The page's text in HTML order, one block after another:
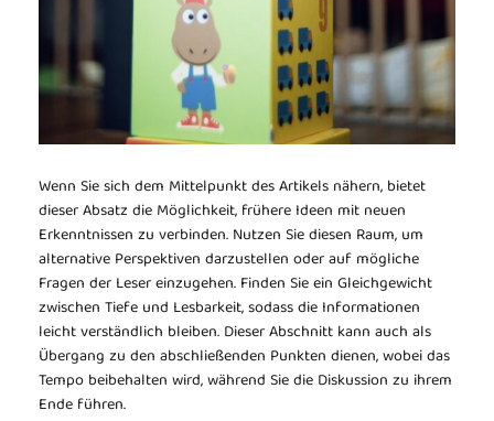
Wenn Sie sich dem Mittelpunkt des Artikels nähern, bietet
dieser Absatz die Möglichkeit, frühere Ideen mit neuen
Erkenntnissen zu verbinden. Nutzen Sie diesen Raum, um
alternative Perspektiven darzustellen oder auf mögliche
Fragen der Leser einzugehen. Finden Sie ein Gleichgewicht
zwischen Tiefe und Lesbarkeit, sodass die Informationen
leicht verständlich bleiben. Dieser Abschnitt kann auch als
Übergang zu den abschließenden Punkten dienen, wobei das
Tempo beibehalten wird, während Sie die Diskussion zu ihrem
Ende führen.